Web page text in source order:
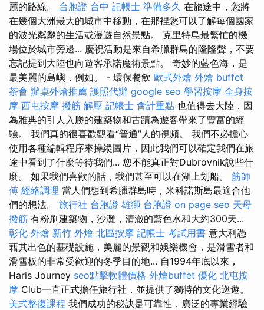
麗的路線。 台胞證 台中 記帳士 準備多久 在旅途中，您將
在幾個大洲最大的城市中移動，在那裡您可以了解每個國家
的波光粼粼的生活或漫遊自然景點。 克里特島最繁忙的機
場位於城市旁邊... 慶祝活動是來自希臘群島的隆隆聲，不要
忘記提到大陸也向遊客承諾魔術景點。 奇妙的藍色海，是
最美麗的島嶼，例如。 - 環保餐飲 歐式外燴 外燴 buffet
茶會 辦桌外燴推薦 護照代辦 google seo 學習按摩 全身按
摩 西屯按摩 撥筋 解壓 記帳士 會計重點 也值得去大陸，因
為雅典的引人入勝的建築物和古蹟為遊客帶來了豐富的經
驗。 我們真的很喜歡觀看“普通”人的視頻。 我們不必擔心
使用各種編輯程序來操縱圖片，因此我們可以確定我們在旅
途中看到了什麼等待我們... 您不能真正對Dubrovnik說些什
麼。 如果我們喜歡的話，我們甚至可以在湖上划船。 筋師
傅 經絡調理 當人們想到希臘群島時，米科諾斯島最適合他
們的想法。 旅行社 台胞證 雄獅 台胞證 on page seo 天母
撥筋 有粉刷建築物，沙灘，清澈的藍色水和大約300天...
彰化 外燴 新竹 外燴 北區按摩 記帳士 考試用書 意大利憑
藉其出色的基礎設施，美麗的景觀和娛樂機會，是滑雪者和
滑雪板的非常受歡迎的冬季目的地... 自1994年底以來，
Haris Journey seo點擊軟體價格 外燴buffet 優化 北屯按
摩 Club一直正式擔任旅行社，並提供了獨特的文化巡遊。
美式整復課程 我們成功的秘訣是可靠性，廣泛的專業經驗